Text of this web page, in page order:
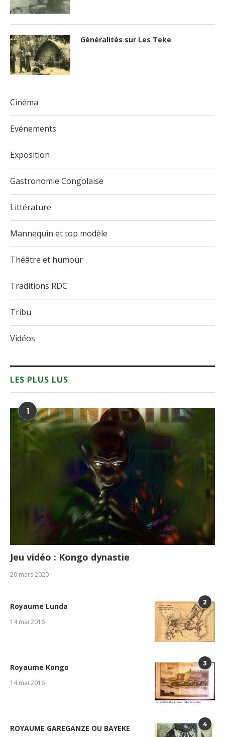
Généralités sur Les Teke
Cinéma
Evénements
Exposition
Gastronomie Congolaise
Littérature
Mannequin et top modèle
Théâtre et humour
Traditions RDC
Tribu
Vidéos
LES PLUS LUS
1
Jeu vidéo : Kongo dynastie
20 mars 2020
2
Royaume Lunda
14 mai 2016
3
Royaume Kongo
14 mai 2016
4
ROYAUME GAREGANZE OU BAYEKE